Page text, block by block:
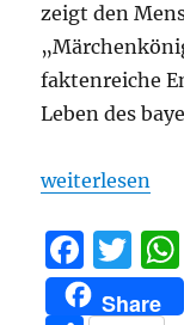
zeigt den
faktenreiche
Leben des
„König
weiterlesen
F
a
T
w
Share